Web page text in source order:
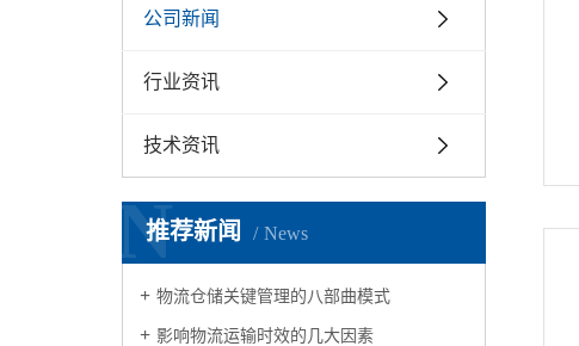
公司新闻
行业资讯
技术资讯
推荐新闻 News
N
物流仓储关键管理的八部曲模式
影响物流运输时效的几大因素